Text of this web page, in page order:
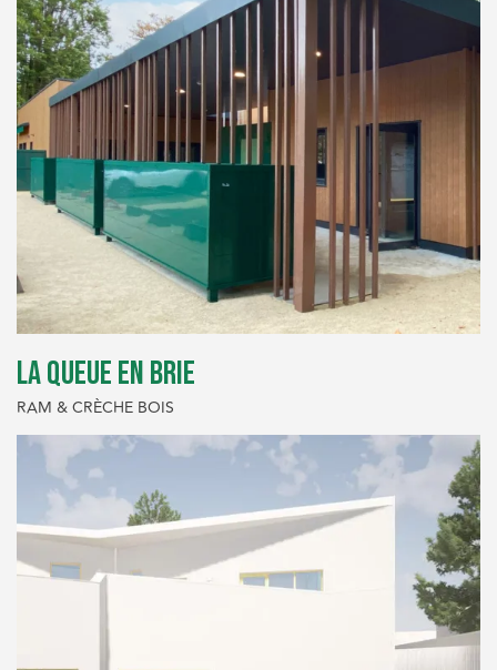
LA QUEUE EN BRIE
RAM & CRÈCHE BOIS